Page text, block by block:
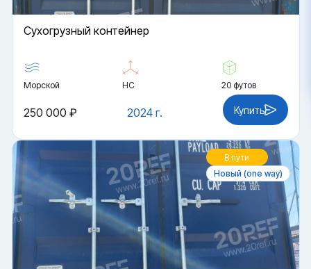
Cухогрузный контейнер
Морской HC 20 футов
2024 г.
250 000 ₽ Купить
В пути
Новый (one way)